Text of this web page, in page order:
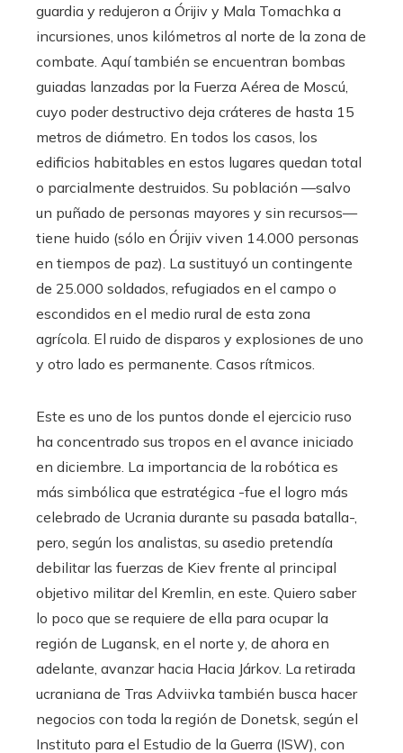
guardia y redujeron a Órijiv y Mala Tomachka a
incursiones, unos kilómetros al norte de la zona de
combate. Aquí también se encuentran bombas
guiadas lanzadas por la Fuerza Aérea de Moscú,
cuyo poder destructivo deja cráteres de hasta 15
metros de diámetro. En todos los casos, los
edificios habitables en estos lugares quedan total
o parcialmente destruidos. Su población —salvo
un puñado de personas mayores y sin recursos—
tiene huido (sólo en Órijiv viven 14.000 personas
en tiempos de paz). La sustituyó un contingente
de 25.000 soldados, refugiados en el campo o
escondidos en el medio rural de esta zona
agrícola. El ruido de disparos y explosiones de uno
y otro lado es permanente. Casos rítmicos.
Este es uno de los puntos donde el ejercicio ruso
ha concentrado sus tropos en el avance iniciado
en diciembre. La importancia de la robótica es
más simbólica que estratégica -fue el logro más
celebrado de Ucrania durante su pasada batalla-,
pero, según los analistas, su asedio pretendía
debilitar las fuerzas de Kiev frente al principal
objetivo militar del Kremlin, en este. Quiero saber
lo poco que se requiere de ella para ocupar la
región de Lugansk, en el norte y, de ahora en
adelante, avanzar hacia Hacia Járkov. La retirada
ucraniana de Tras Adviivka también busca hacer
negocios con toda la región de Donetsk, según el
Instituto para el Estudio de la Guerra (ISW), con